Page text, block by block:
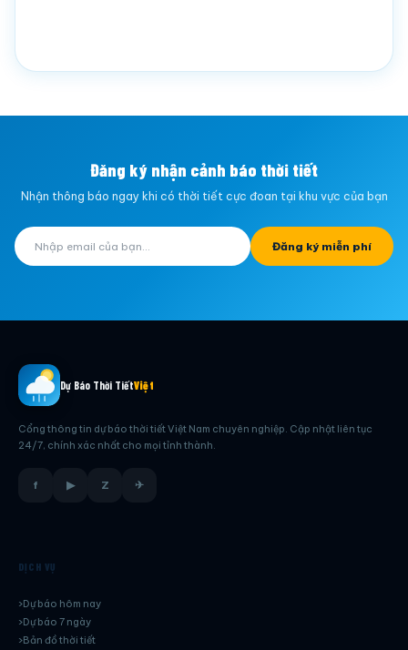
Đăng ký nhận cảnh báo thời tiết
Nhận thông báo ngay khi có thời tiết cực đoan tại khu vực của bạn
Đăng ký miễn phí
Dự Báo Thời TiếtViệt
Cổng thông tin dự báo thời tiết Việt Nam chuyên nghiệp. Cập nhật liên tục
24/7, chính xác nhất cho mọi tỉnh thành.
f ▶ Z ✈
DỊCH VỤ
Dự báo hôm nay
Dự báo 7 ngày
Bản đồ thời tiết